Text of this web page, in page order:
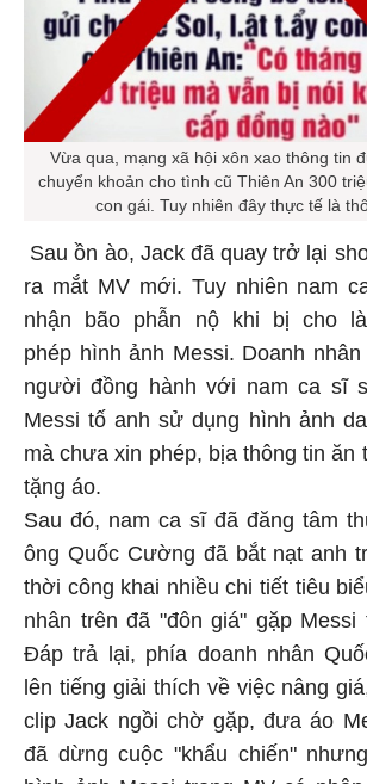
Vừa qua, mạng xã hội xôn xao thông tin
chuyển khoản cho tình cũ Thiên An 300
con gái. Tuy nhiên đây thực tế là
Sau ồn ào, Jack đã quay trở lại
ra mắt MV mới. Tuy nhiên nam
nhận bão phẫn nộ khi bị cho
phép hình ảnh Messi. Doanh
người đồng hành với nam ca sĩ
Messi tố anh sử dụng hình ảnh
mà chưa xin phép, bịa thông tin ăn
tặng áo.
Sau đó, nam ca sĩ đã đăng tâm
ông Quốc Cường đã bắt nạt anh
thời công khai nhiều chi tiết tiêu
nhân trên đã "đôn giá" gặp
Đáp trả lại, phía doanh nhân
lên tiếng giải thích về việc nâng
clip Jack ngồi chờ gặp, đưa áo
đã dừng cuộc "khẩu chiến"